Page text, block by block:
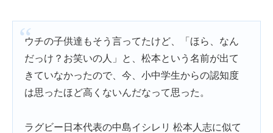
ウチの子供達もそう言ってたけど、「ほら、なん
だっけ？お笑いの人」と、松本という名前が出て
きていなかったので、今、小中学生からの認知度
は思ったほど高くないんだなって思った。
ラグビー日本代表の中島イシレリ 松本人志に似て